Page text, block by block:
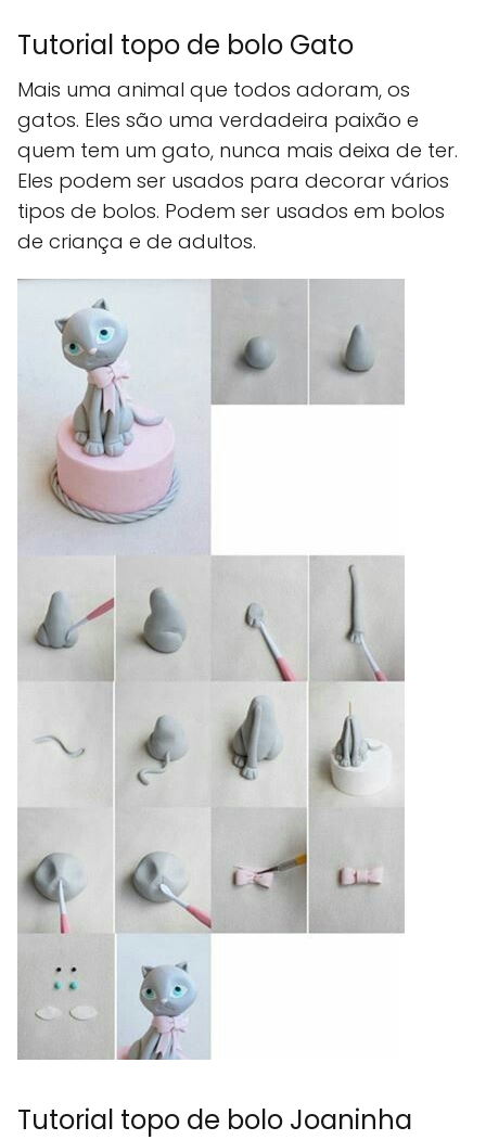
Tutorial topo de bolo Gato
Mais uma animal que todos adoram, os
gatos. Eles são uma verdadeira paixão e
quem tem um gato, nunca mais deixa de ter.
Eles podem ser usados para decorar vários
tipos de bolos. Podem ser usados em bolos
de criança e de adultos.
Tutorial topo de bolo Joaninha